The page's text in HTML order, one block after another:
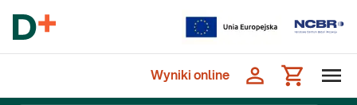
Wyniki online